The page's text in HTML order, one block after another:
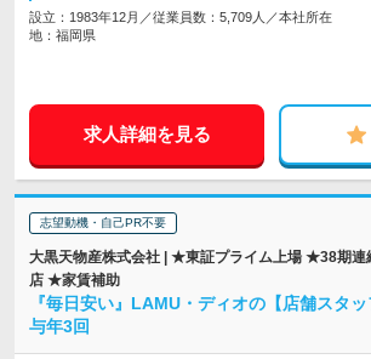
設立：1983年12月／従業員数：5,709人／本社所在
地：福岡県
求人詳細を見る
志望動機・自己PR不要
大黒天物産株式会社 | ★東証プライム上場 ★38期
店 ★家賃補助
『毎日安い』LAMU・ディオの【店舗スタ
与年3回